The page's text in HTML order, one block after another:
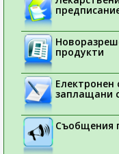
продукти
Електронен
заплащани
Съобщения